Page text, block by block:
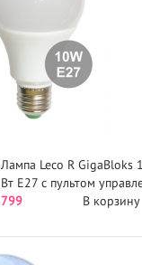
Лампа Leco R GigaBloks
Вт E27 с пультом
т236016...
799 В корзину